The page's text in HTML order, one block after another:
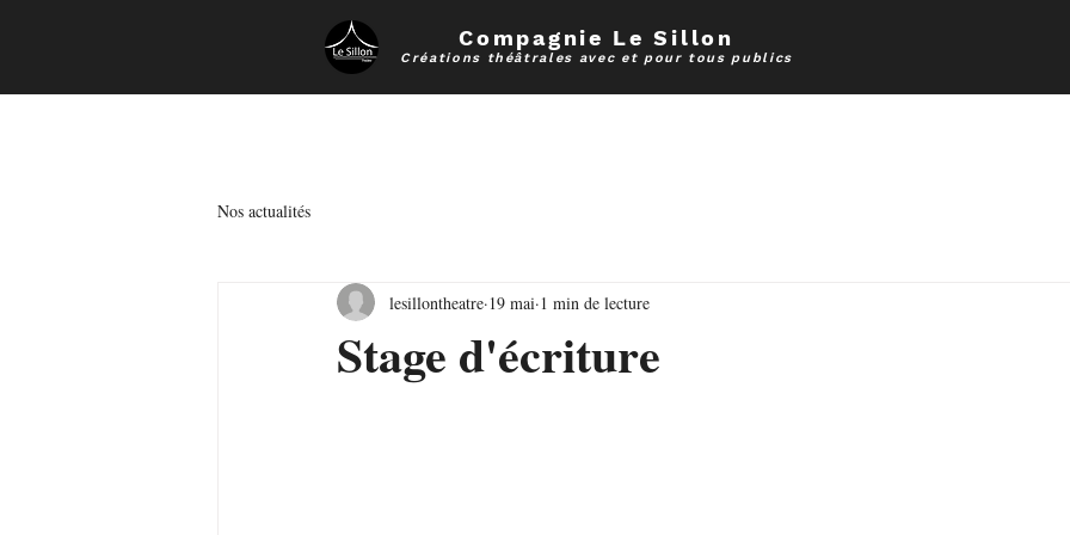
Compagnie Le Sillon
Créations théâtrales avec et pour tous publics
Nos actualités
Stage d'écriture
lesillontheatre 19 mai 1 min de lecture